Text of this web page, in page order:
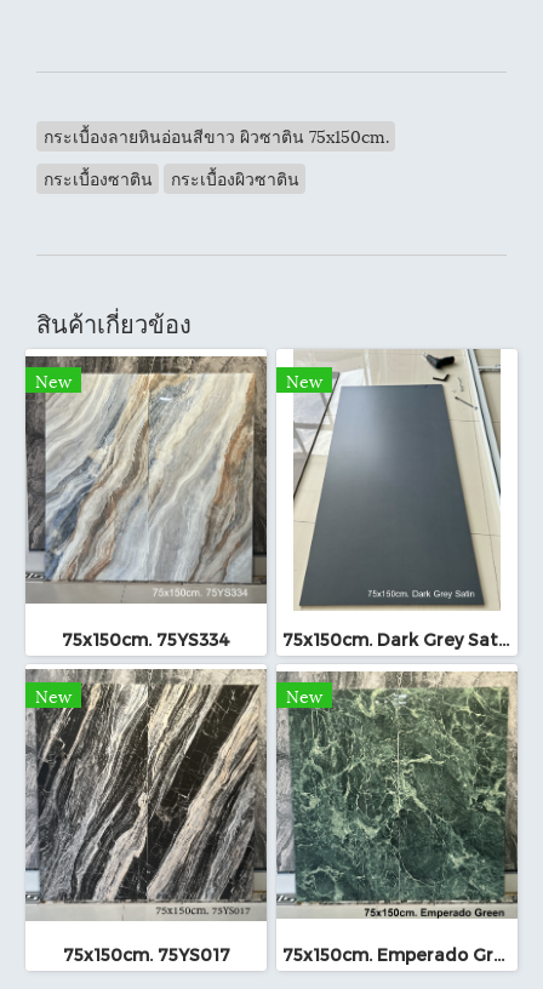
กระเบื้องลายหินอ่อนสีขาว ผิวซาติน 75x150cm.
กระเบื้องซาติน
กระเบื้องผิวซาติน
สินค้าเกี่ยวข้อง
New
75x150cm. 75YS334
New
75x150cm. Dark Grey Satin
New
75x150cm. 75YS017
New
75x150cm. Emperado Green